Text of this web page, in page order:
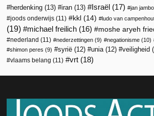
herdenking (13) iran (13) Israël (17) jan
joods onderwijs (11) kkl (14) ludo van
(19)
michael freilich (16) moshe aryeh
nederland (11) nederzettingen (9) negationisme (10)
shimon peres (9) syrië (12) unia (12) veiligheid
vlaams belang (11) vrt (18)